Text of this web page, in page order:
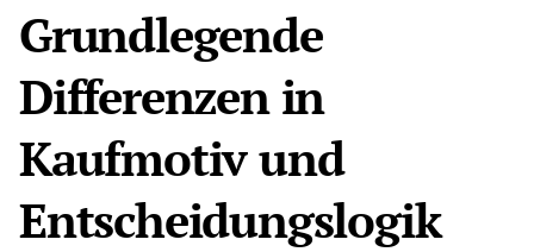
Grundlegende
Differenzen in
Kaufmotiv und
Entscheidungslogik